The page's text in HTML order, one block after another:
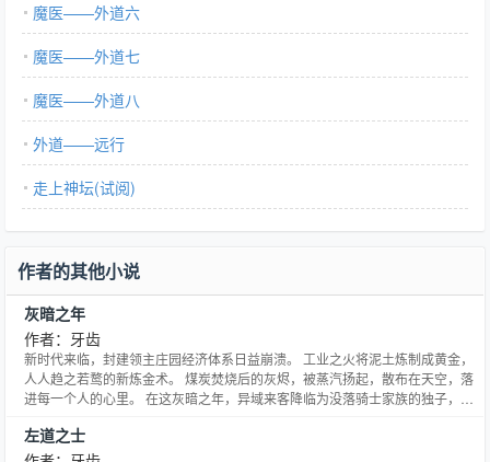
魔医——外道六
魔医——外道七
魔医——外道八
外道——远行
走上神坛(试阅)
作者的其他小说
灰暗之年
作者：牙齿
新时代来临，封建领主庄园经济体系日益崩溃。 工业之火将泥土炼制成黄金，
人人趋之若鹜的新炼金术。 煤炭焚烧后的灰烬，被蒸汽扬起，散布在天空，落
进每一个人的心里。 在这灰暗之年，异域来客降临为没落骑士家族的独子，毫
左道之士